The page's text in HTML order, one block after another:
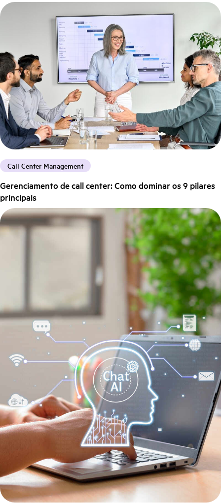
Call Center Management
Gerenciamento de call center: Como dominar os 9 pilares
principais